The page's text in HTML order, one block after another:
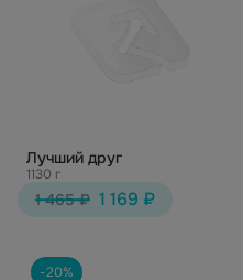
Лучший друг
1130 г
1 465 ₽ 1 169 ₽
-20%